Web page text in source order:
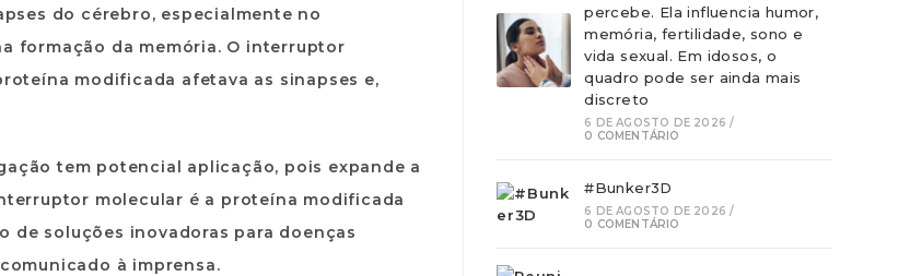
do cérebro, especialmente no
formação da memória. O interruptor
modificada afetava as sinapses e,
tem potencial aplicação, pois expande a
molecular é a proteína modificada
de soluções inovadoras para doenças
à imprensa.
percebe. Ela influencia humor,
memória, fertilidade, sono e
vida sexual. Em idosos, o
quadro pode ser ainda mais
discreto
6 DE AGOSTO DE 2026 /
0 COMENTÁRIO
#Bunker3D
6 DE AGOSTO DE 2026 /
0 COMENTÁRIO